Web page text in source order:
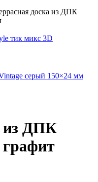
доска из ДПК
тик микс 3D
серый 150×24 мм
из ДПК